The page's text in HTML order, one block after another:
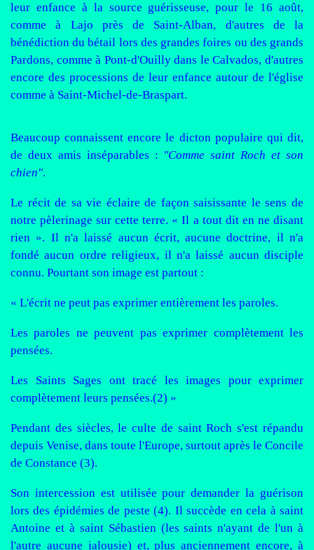
leur enfance à la source guérisseuse, pour le 16 août,
comme à Lajo près de Saint-Alban, d'autres de la
bénédiction du bétail lors des grandes foires ou des grands
Pardons, comme à Pont-d'Ouilly dans le Calvados, d'autres
encore des processions de leur enfance autour de l'église
comme à Saint-Michel-de-Braspart.
Beaucoup connaissent encore le dicton populaire qui dit,
de deux amis inséparables : "Comme saint Roch et son
chien".
Le récit de sa vie éclaire de façon saisissante le sens de
notre pèlerinage sur cette terre. « Il a tout dit en ne disant
rien ». Il n'a laissé aucun écrit, aucune doctrine, il n'a
fondé aucun ordre religieux, il n'a laissé aucun disciple
connu. Pourtant son image est partout :
« L'écrit ne peut pas exprimer entièrement les paroles.
Les paroles ne peuvent pas exprimer complètement les
pensées.
Les Saints Sages ont tracé les images pour exprimer
complètement leurs pensées.(2) »
Pendant des siècles, le culte de saint Roch s'est répandu
depuis Venise, dans toute l'Europe, surtout après le Concile
de Constance (3).
Son intercession est utilisée pour demander la guérison
lors des épidémies de peste (4). Il succède en cela à saint
Antoine et à saint Sébastien (les saints n'ayant de l'un à
l'autre aucune jalousie) et, plus anciennement encore, à